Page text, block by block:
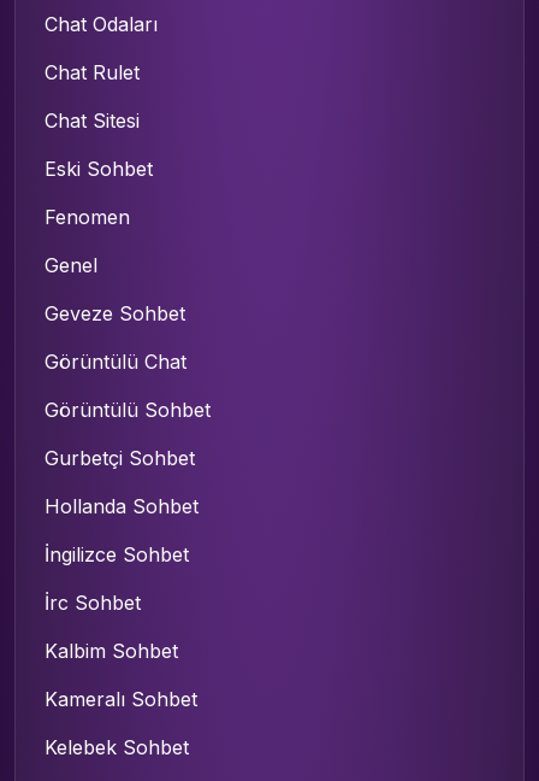
Chat Odaları
Chat Rulet
Chat Sitesi
Eski Sohbet
Fenomen
Genel
Geveze Sohbet
Görüntülü Chat
Görüntülü Sohbet
Gurbetçi Sohbet
Hollanda Sohbet
İngilizce Sohbet
İrc Sohbet
Kalbim Sohbet
Kameralı Sohbet
Kelebek Sohbet